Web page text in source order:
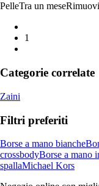
PelleTra un mese
1
Categorie correlate
Zaini
Filtri preferiti
Borse a mano bianche
crossbodyBorse a mano
spallaMichael Kors